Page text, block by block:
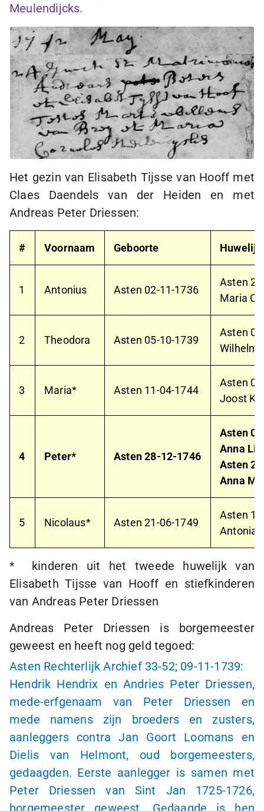
Meulendijcks.
Het gezin van Elisabeth Tijsse van Hooff met
Claes Daendels van der Heiden en met
Andreas Peter Driessen:
# Voornaam Geboorte Huwelijk
1 Antonius Asten 02-11-1736
Asten
Maria
2 Theodora Asten 05-10-1739
Asten
3 Maria* Asten 11-04-1744
Asten
Joost
4 Peter* Asten28-12-1746
Asten
Anna
Asten
Anna
5 Nicolaus* Asten21-06-1749
Asten
Antonia
* kinderen uit het tweede huwelijk van
Elisabeth Tijsse van Hooff en stiefkinderen
van Andreas Peter Driessen
Andreas Peter Driessen is borgemeester
geweest en heeft nog geld tegoed:
Asten Rechterlijk Archief 33-52; 09-11-1739:
Hendrik Hendrix en Andries Peter Driessen,
mede-erfgenaam van Peter Driessen en
mede namens zijn broeders en zusters,
aanleggers contra Jan Goort Loomans en
Dielis van Helmont, oud borgemeesters,
gedaagden. Eerste aanlegger is samen met
Peter Driessen van Sint Jan 1725-1726,